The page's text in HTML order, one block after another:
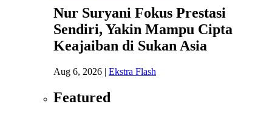
Nur Suryani Fokus Prestasi
Sendiri, Yakin Mampu Cipta
Keajaiban di Sukan Asia
Aug 6, 2026 | Ekstra Flash
Featured